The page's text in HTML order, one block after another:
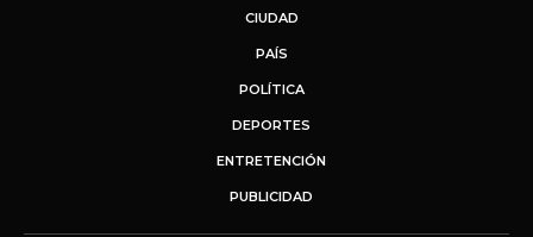
CIUDAD
PAÍS
POLÍTICA
DEPORTES
ENTRETENCIÓN
PUBLICIDAD